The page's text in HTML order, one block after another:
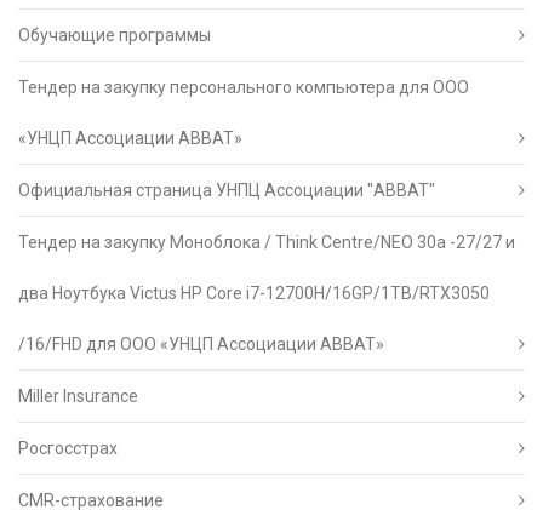
Обучающие программы
Тендер на закупку персонального компьютера для ООО
«УНЦП Ассоциации АВВАТ»
Официальная страница УНПЦ Ассоциации "АВВАТ"
Тендер на закупку Моноблока / Think Centre/NEO 30a -27/27 и
два Ноутбука Victus HP Core i7-12700H/16GP/1TB/RTX3050
/16/FHD для ООО «УНЦП Ассоциации АВВАТ»
Miller Insurance
Росгосстрах
CMR-страхование